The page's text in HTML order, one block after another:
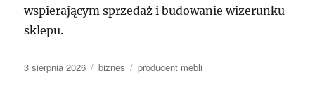
wspierającym sprzedaż i budowanie wizerunku
sklepu.
Data
3 sierpnia 2026 Kategorie
biznes Tagi
producent mebli